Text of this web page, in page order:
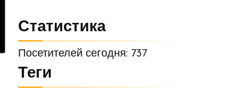
Статистика
Посетителей сегодня: 737
Теги